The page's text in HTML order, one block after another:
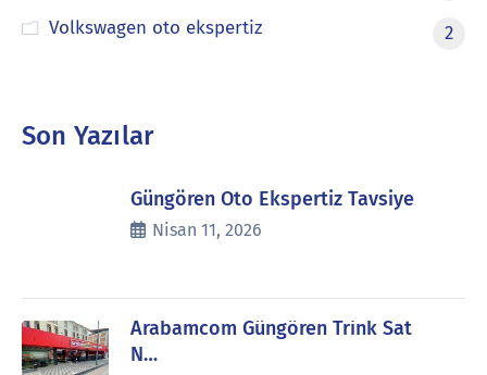
Volkswagen oto ekspertiz
2
Son Yazılar
Güngören Oto Ekspertiz Tavsiye
Nisan 11, 2026
Arabamcom Güngören Trink Sat
N…